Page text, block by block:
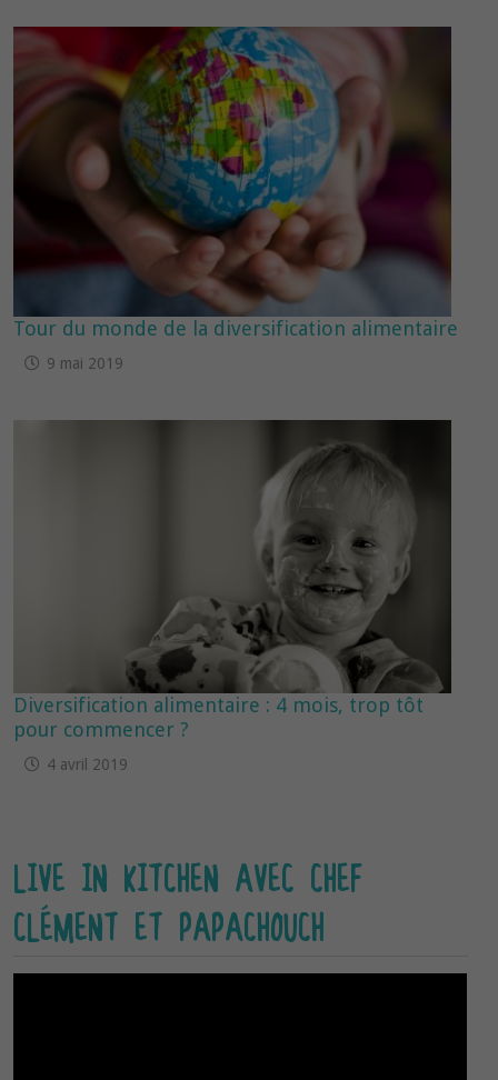
Tour du monde de la diversification alimentaire
9 mai 2019
Diversification alimentaire : 4 mois, trop tôt
pour commencer ?
4 avril 2019
LIVE IN KITCHEN AVEC CHEF
CLÉMENT ET PAPACHOUCH